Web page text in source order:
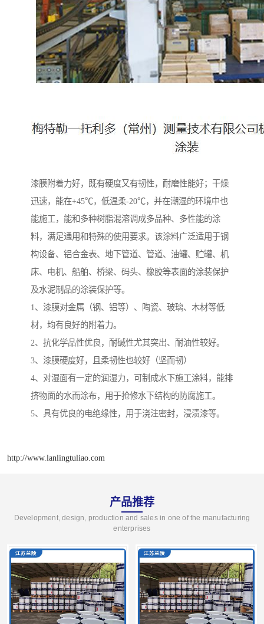
漆膜附着力好，既有硬度又有韧性，耐磨性能好；干燥
迅速，能在+45℃，低温柔-20℃，并在潮湿的环境中也
能施工，能和多种树脂混溶调成多品种、多性能的涂
料，满足通用和特殊的使用要求。该涂料广泛适用于钢
构设备、铝合金表、地下管道、管道、油罐、贮罐、机
床、电机、船舶、桥梁、码头、橡胶等表面的涂装保护
及水泥制品的涂装保护等。
1、漆膜对金属（钢、铝等）、陶瓷、玻璃、木材等低
材，均有良好的附着力。
2、抗化学品性优良，耐碱性尤其突出、耐油性较好。
3、漆膜硬度好，且柔韧性也较好（坚而韧）
4、对湿面有一定的润湿力，可制成水下施工涂料，能排
挤物面的水而涂布，用于抢修水下结构的防腐施工。
5、具有优良的电绝缘性，用于浇注密封，浸渍漆等。
http://www.lanlingtuliao.com
产品推荐
Development, design, production and sales in one of the manufacturing
enterprises